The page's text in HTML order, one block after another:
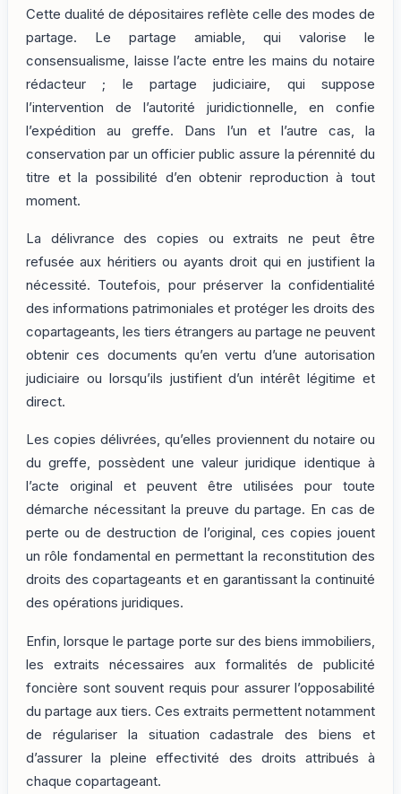
Cette dualité de dépositaires reflète celle des modes de
partage. Le partage amiable, qui valorise le
consensualisme, laisse l’acte entre les mains du notaire
rédacteur ; le partage judiciaire, qui suppose
l’intervention de l’autorité juridictionnelle, en confie
l’expédition au greffe. Dans l’un et l’autre cas, la
conservation par un officier public assure la pérennité du
titre et la possibilité d’en obtenir reproduction à tout
moment.
La délivrance des copies ou extraits ne peut être
refusée aux héritiers ou ayants droit qui en justifient la
nécessité. Toutefois, pour préserver la confidentialité
des informations patrimoniales et protéger les droits des
copartageants, les tiers étrangers au partage ne peuvent
obtenir ces documents qu’en vertu d’une autorisation
judiciaire ou lorsqu’ils justifient d’un intérêt légitime et
direct.
Les copies délivrées, qu’elles proviennent du notaire ou
du greffe, possèdent une valeur juridique identique à
l’acte original et peuvent être utilisées pour toute
démarche nécessitant la preuve du partage. En cas de
perte ou de destruction de l’original, ces copies jouent
un rôle fondamental en permettant la reconstitution des
droits des copartageants et en garantissant la continuité
des opérations juridiques.
Enfin, lorsque le partage porte sur des biens immobiliers,
les extraits nécessaires aux formalités de publicité
foncière sont souvent requis pour assurer l’opposabilité
du partage aux tiers. Ces extraits permettent notamment
de régulariser la situation cadastrale des biens et
d’assurer la pleine effectivité des droits attribués à
chaque copartageant.